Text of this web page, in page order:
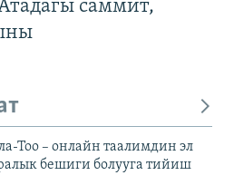
саммит,
Тоо – онлайн таалимдин эл
бешиги болууга тийиш